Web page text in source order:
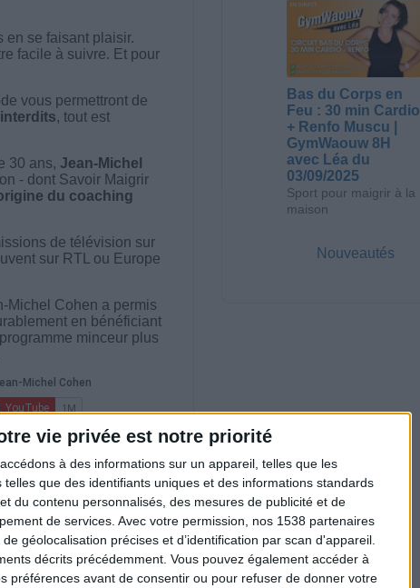
vie privée est notre priorité
à des informations sur un appareil, telles que les
que des identifiants uniques et des informations standards
du contenu personnalisés, des mesures de publicité et de
de services. Avec votre permission, nos 1538 partenaires
géolocalisation précises et d’identification par scan d'appareil.
décrits précédemment. Vous pouvez également accéder à
préférences avant de consentir ou pour refuser de donner votre
se faisant plaisir.
facile à suivre. Et pour
vous permettront de
, tout est
30 ans, Jean-Michel
- dont Savoir Maigrir
du coaching
de télévision sur
sur RTL ou Europe
Michel Cohen a permis
en bénéficiant
minceur plus
sont ni caractéristiques, ni
plans de repas contrôlés et
à long terme. Demandez
amincissant, un programme
Bas du Corps en
Feu : 30 min Cardio
+ Renfo Muscu |
GymWaouw 8H
avec Léa du
03/09/2025
Sport pour maigrir à la
maison
Nouveautés